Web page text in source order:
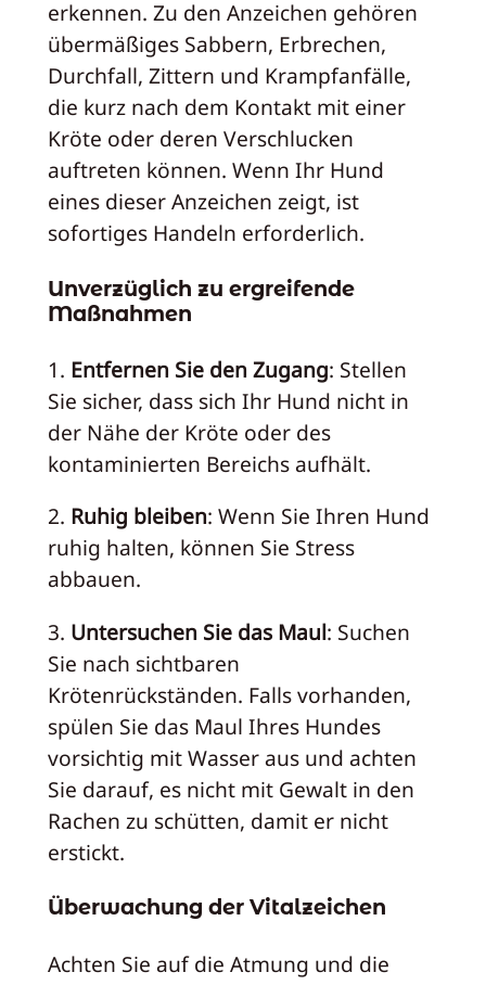
erkennen. Zu den Anzeichen gehören
übermäßiges Sabbern, Erbrechen,
Durchfall, Zittern und Krampfanfälle,
die kurz nach dem Kontakt mit einer
Kröte oder deren Verschlucken
auftreten können. Wenn Ihr Hund
eines dieser Anzeichen zeigt, ist
sofortiges Handeln erforderlich.
Unverzüglich zu ergreifende
Maßnahmen
1. Entfernen Sie den Zugang: Stellen
Sie sicher, dass sich Ihr Hund nicht in
der Nähe der Kröte oder des
kontaminierten Bereichs aufhält.
2. Ruhig bleiben: Wenn Sie Ihren Hund
ruhig halten, können Sie Stress
abbauen.
3. Untersuchen Sie das Maul: Suchen
Sie nach sichtbaren
Krötenrückständen. Falls vorhanden,
spülen Sie das Maul Ihres Hundes
vorsichtig mit Wasser aus und achten
Sie darauf, es nicht mit Gewalt in den
Rachen zu schütten, damit er nicht
erstickt.
Überwachung der Vitalzeichen
Achten Sie auf die Atmung und die